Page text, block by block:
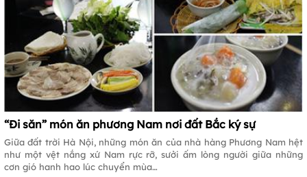
“Đi săn” món ăn phương Nam nơi đất Bắc ký sự
Giữa đất trời Hà Nội, những món ăn của nhà hàng Phương Nam hệt
như một vệt nắng xứ Nam rực rỡ, sưởi ấm lòng người giữa những
cơn gió hanh hao lúc chuyển mùa…